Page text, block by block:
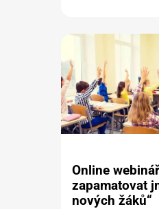
Online
zapamatovat
nových žáků“